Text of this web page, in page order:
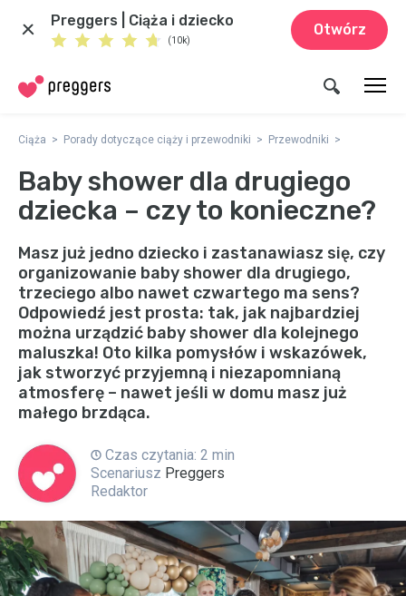
Preggers | Ciąża i dziecko
(10k)
Otwórz
Ciąża Porady dotyczące ciąży i przewodniki Przewodniki
Baby shower dla drugiego
dziecka – czy to konieczne?
Masz już jedno dziecko i zastanawiasz się, czy
organizowanie baby shower dla drugiego,
trzeciego albo nawet czwartego ma sens?
Odpowiedź jest prosta: tak, jak najbardziej
można urządzić baby shower dla kolejnego
maluszka! Oto kilka pomysłów i wskazówek,
jak stworzyć przyjemną i niezapomnianą
atmosferę – nawet jeśli w domu masz już
małego brzdąca.
Czas czytania: 2 min
Scenariusz Preggers
Redaktor